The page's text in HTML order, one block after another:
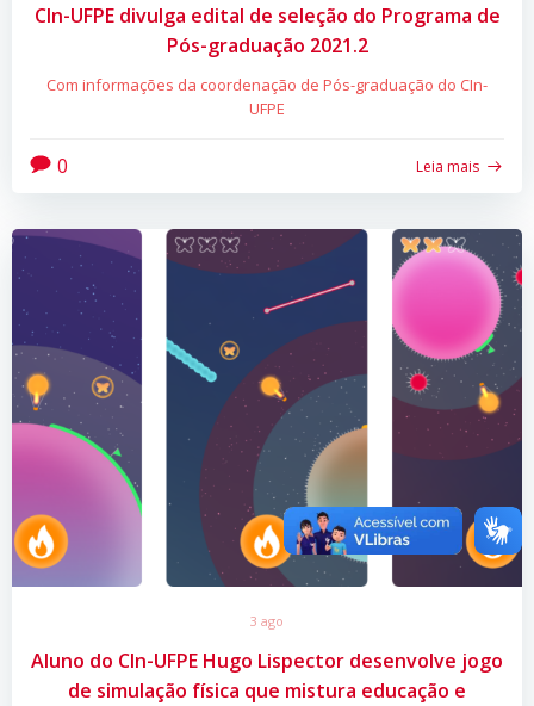
CIn-UFPE divulga edital de seleção do Programa de
Pós-graduação 2021.2
Com informações da coordenação de Pós-graduação do CIn-
UFPE
0 Leia mais
3 ago
Aluno do CIn-UFPE Hugo Lispector desenvolve jogo
de simulação física que mistura educação e